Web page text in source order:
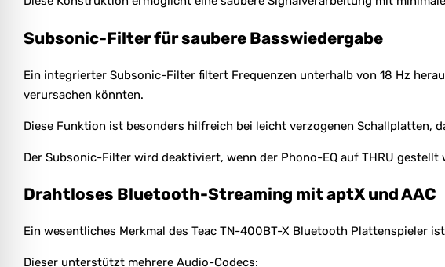
Subsonic-Filter für saubere Basswiedergabe
Ein integrierter Subsonic-Filter filtert Frequenzen unterhalb von 18 Hz
verursachen könnten.
Diese Funktion ist besonders hilfreich bei leicht verzogenen Schallplatten,
Der Subsonic-Filter wird deaktiviert, wenn der Phono-EQ auf THRU gestellt
Drahtloses Bluetooth-Streaming mit aptX und AAC
Ein wesentliches Merkmal des Teac TN-400BT-X Bluetooth Plattenspieler
Dieser unterstützt mehrere Audio-Codecs: